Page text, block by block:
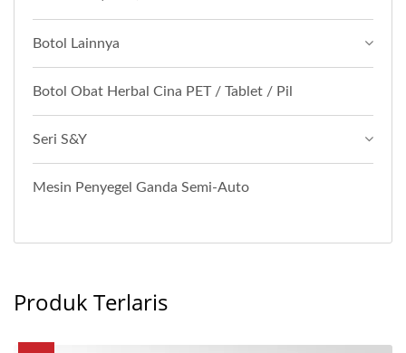
Botol Lainnya
Botol Obat Herbal Cina PET / Tablet / Pil
Seri S&Y
Mesin Penyegel Ganda Semi-Auto
Produk Terlaris